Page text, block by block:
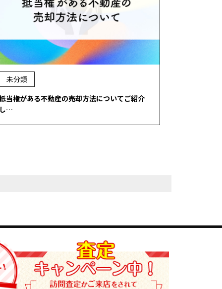
未分類
当権がある不動産の売却方法についてご紹介
…